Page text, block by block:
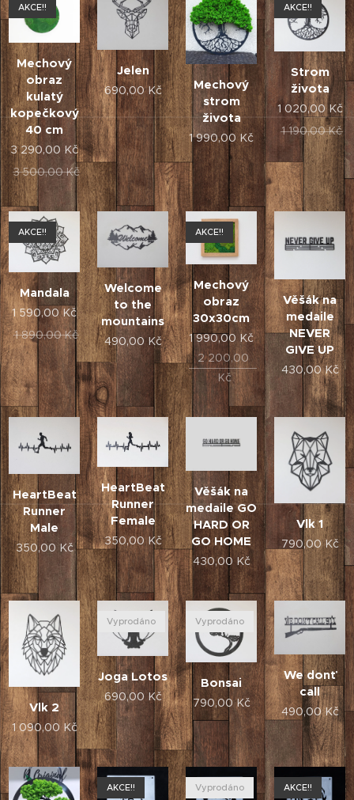
Mechový
obraz
kulatý
kopečkový
40 cm
AKCE!!
3 290,00 Kč
3 500,00Kč
Jelen
690,00Kč
Mechový
strom
života
1 990,00Kč
Strom
života
AKCE!!
1 020,00 Kč
1 190,00Kč
Mandala
AKCE!!
1 590,00Kč
1 890,00Kč
Welcome
to the
mountains
490,00Kč
Mechový
obraz
30x30cm
AKCE!!
1 990,00 Kč
2 200,00
Kč
Věšák na
medaile
NEVER
GIVE UP
430,00Kč
HeartBeat
Runner
Male
350,00 Kč
HeartBeat
Runner
Female
350,00Kč
Věšák na
medaile GO
HARD OR
GO HOME
430,00 Kč
Vlk 1
790,00Kč
Vlk 2
1 090,00Kč
Joga Lotos
Vyprodáno
690,00Kč
Bonsai
Vyprodáno
790,00Kč
We donť
call
490,00Kč
AKCE!! Vyprodáno AKCE!!